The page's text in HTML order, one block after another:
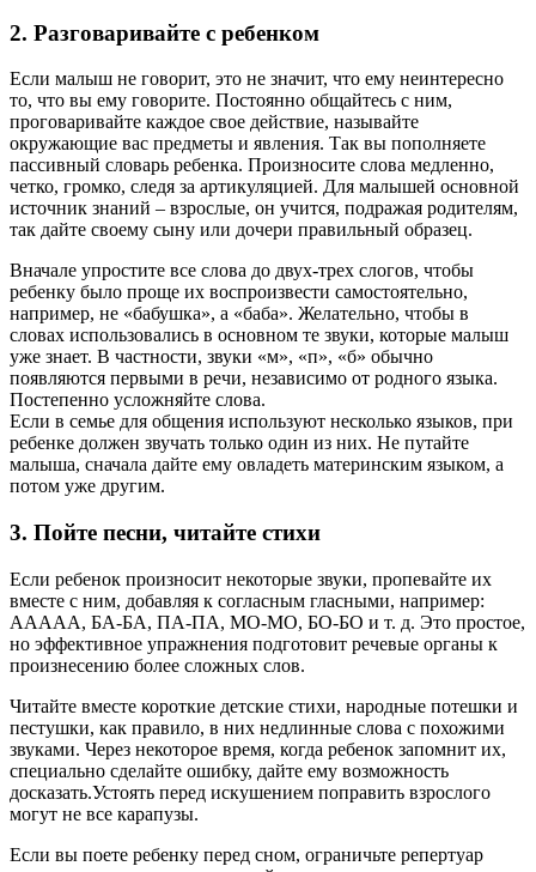
2. Разговаривайте с ребенком
Если малыш не говорит, это не значит, что ему неинтересно
то, что вы ему говорите. Постоянно общайтесь с ним,
проговаривайте каждое свое действие, называйте
окружающие вас предметы и явления. Так вы пополняете
пассивный словарь ребенка. Произносите слова медленно,
четко, громко, следя за артикуляцией. Для малышей основной
источник знаний – взрослые, он учится, подражая родителям,
так дайте своему сыну или дочери правильный образец.
Вначале упростите все слова до двух-трех слогов, чтобы
ребенку было проще их воспроизвести самостоятельно,
например, не «бабушка», а «баба». Желательно, чтобы в
словах использовались в основном те звуки, которые малыш
уже знает. В частности, звуки «м», «п», «б» обычно
появляются первыми в речи, независимо от родного языка.
Постепенно усложняйте слова.
Если в семье для общения используют несколько языков, при
ребенке должен звучать только один из них. Не путайте
малыша, сначала дайте ему овладеть материнским языком, а
потом уже другим.
3. Пойте песни, читайте стихи
Если ребенок произносит некоторые звуки, пропевайте их
вместе с ним, добавляя к согласным гласными, например:
ААААА, БА-БА, ПА-ПА, МО-МО, БО-БО и т. д. Это простое,
но эффективное упражнения подготовит речевые органы к
произнесению более сложных слов.
Читайте вместе короткие детские стихи, народные потешки и
пестушки, как правило, в них недлинные слова с похожими
звуками. Через некоторое время, когда ребенок запомнит их,
специально сделайте ошибку, дайте ему возможность
досказать.Устоять перед искушением поправить взрослого
могут не все карапузы.
Если вы поете ребенку перед сном, ограничьте репертуар